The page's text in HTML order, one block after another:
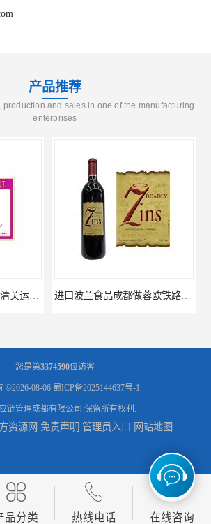
产品推荐
production and sales in one of the manufacturing
enterprises
蓉欧铁路清关订柜公司，波兰德国蓉欧铁路门到门 成都运到吉隆口岸物流运输，成都到西藏物流
您是第3374590位访客
©2026-08-06 蜀ICP备2025144637号-1
链管理成都有限公司 保留所有权利.
资源网 免责声明 管理员入口 网站地图
品分类 热线电话 在线咨询